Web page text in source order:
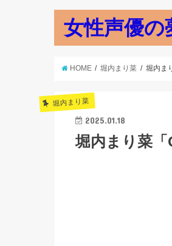
女性声優
HOME 堀内まり菜 堀内ま
堀内まり菜
2025.01.18
堀内まり菜